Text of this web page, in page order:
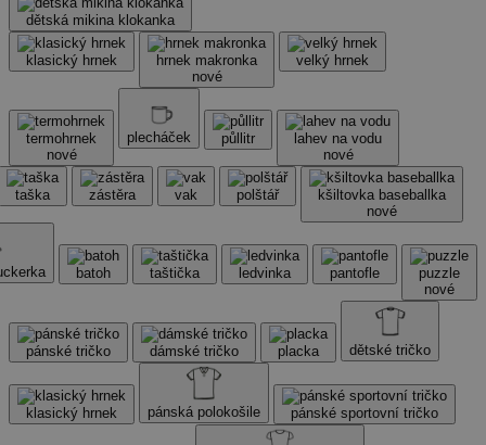
dětská mikina klokanka
klasický hrnek
hrnek makronka
nové
velký hrnek
termohrnek
nové
plecháček půllitr
lahev na vodu
nové
taška zástěra vak polštář
kšiltovka baseballka
nové
batoh taštička ledvinka pantofle
puzzle
nové
pánské tričko dámské tričko placka dětské tričko
klasický hrnek pánská polokošile pánské sportovní tričko